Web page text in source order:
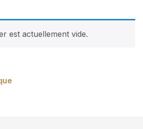
est actuellement vide.